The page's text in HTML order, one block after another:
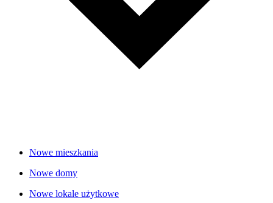
Nowe mieszkania
Nowe domy
Nowe lokale użytkowe